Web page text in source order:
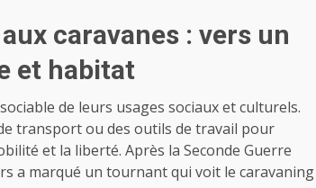
caravanes : vers un
et habitat
de leurs usages sociaux et culturels.
transport ou des outils de travail pour
et la liberté. Après la Seconde Guerre
a marqué un tournant qui voit le caravaning